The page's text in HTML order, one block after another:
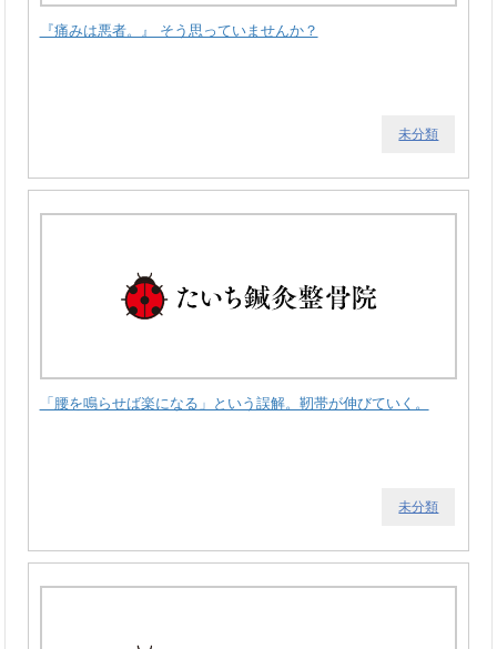
『痛みは悪者。』 そう思っていませんか？
未分類
「腰を鳴らせば楽になる」という誤解。靭帯が伸びていく。
未分類